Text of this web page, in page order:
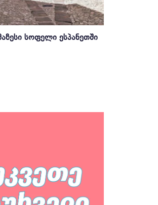
ᲡᲝᲤᲔᲚᲘ ᲔᲡᲞᲐᲜᲔᲗᲨᲘ